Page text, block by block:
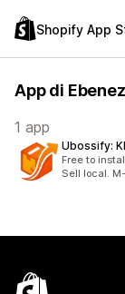
Shopify App
App di
1 app
Ubossify:
Free to
Sell local.